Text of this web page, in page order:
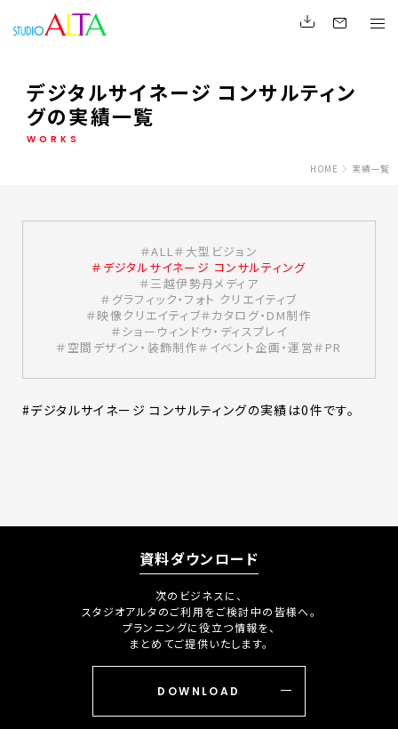
デジタルサイネージ コンサルティン
グの実績一覧
WORKS
HOME 実績一覧
ALL
大型ビジョン
デジタルサイネージ コンサルティング
三越伊勢丹メディア
グラフィック・フォト クリエイティブ
映像クリエイティブ
カタログ・DM制作
ショーウィンドウ・ディスプレイ
空間デザイン・装飾制作
イベント企画・運営 PR
#デジタルサイネージ コンサルティングの実績は0件です。
資料ダウンロード
次のビジネスに、
スタジオアルタのご利用をご検討中の皆様へ。
プランニングに役立つ情報を、
まとめてご提供いたします。
DOWNLOAD